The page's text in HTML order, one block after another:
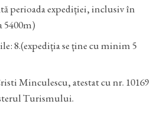
perioada expediției, inclusiv în
5400m)
8.(expediția se ține cu minim 5
Minculescu, atestat cu nr. 10169
Turismului.